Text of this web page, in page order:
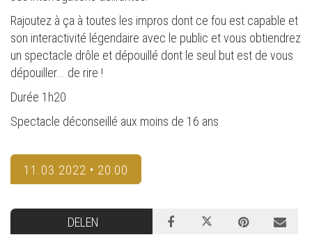
Rajoutez à ça à toutes les impros dont ce fou est capable et
son interactivité légendaire avec le public et vous obtiendrez
un spectacle drôle et dépouillé dont le seul but est de vous
dépouiller... de rire !
Durée 1h20
Spectacle déconseillé aux moins de 16 ans
11.03.2022 • 20:00
DELEN